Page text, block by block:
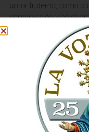
amor fraterno, como
comprensión y
Aram I:
Por su parte, Su
XIV la cálida acogida
sobre la importancia
cristianos. Su
esperanza, instando a